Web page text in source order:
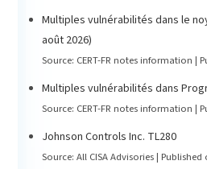
Multiples vulnérabilités dans le
août 2026)
Source: CERT-FR notes information
Multiples vulnérabilités dans
Source: CERT-FR notes information
Johnson Controls Inc. TL280
Source: All CISA Advisories Published